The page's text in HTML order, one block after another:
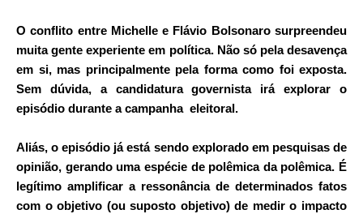
Oconflito entre Michelle e Flávio Bolsonaro surpreendeu
muita gente experiente em política. Não só pela desavença
em si, mas principalmente pela forma como foi exposta.
Sem dúvida, a candidatura governista irá explorar o
episódio durante a campanha eleitoral.
Aliás, o episódio já está sendo explorado em pesquisas de
opinião, gerando uma espécie de polêmica da polêmica. É
legítimo amplificar a ressonância de determinados fatos
com o objetivo (ou suposto objetivo) de medir o impacto